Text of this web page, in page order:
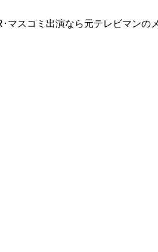
マスコミ出演なら元テレビマンの